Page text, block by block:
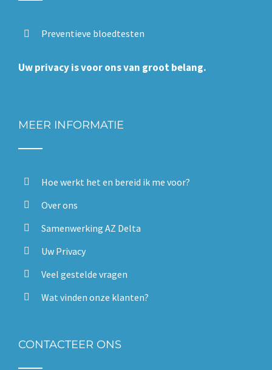
Preventieve bloedtesten
Uw privacy is voor ons van groot belang.
MEER INFORMATIE
Hoe werkt het en bereid ik me voor?
Over ons
Samenwerking AZ Delta
Uw Privacy
Veel gestelde vragen
Wat vinden onze klanten?
CONTACTEER ONS